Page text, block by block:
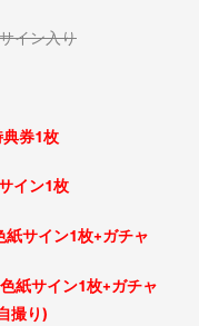
イン入り
券1枚
イン1枚
サイン1枚+ガチャ
紙サイン1枚+ガチャ
撮り)